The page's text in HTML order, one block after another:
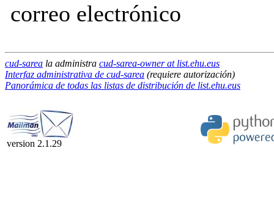
correo electrónico
cud-sarea la administra cud-sarea-owner at list.ehu.eus
Interfaz administrativa de cud-sarea (requiere autorización)
Panorámica de todas las listas de distribución de list.ehu.eus
version 2.1.29